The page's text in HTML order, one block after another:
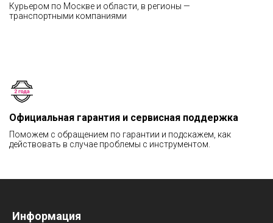
Курьером по Москве и области, в регионы —
транспортными компаниями
Официальная гарантия и сервисная поддержка
Поможем с обращением по гарантии и подскажем, как
действовать в случае проблемы с инструментом.
Информация